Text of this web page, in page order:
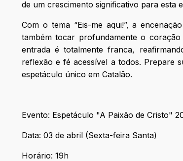
de um crescimento significativo para esta
Com o tema “Eis-me aqui!”, a
também tocar profundamente o
entrada é totalmente franca,
reflexão e fé acessível a todos. Prepare
espetáculo único em Catalão.
Evento: Espetáculo "A Paixão de Cristo"
Data: 03 de abril (Sexta-feira Santa)
Horário: 19h